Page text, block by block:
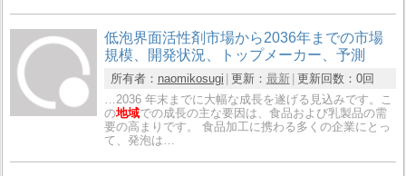
低泡界面活性剤市場から2036年までの市場
規模、開発状況、トップメーカー、予測
所有者： naomikosugi 更新： 最新 更新回数： 0回
…2036 年末までに大幅な成長を遂げる見込みです。こ
の地域での成長の主な要因は、食品および乳製品の需
要の高まりです。 食品加工に携わる多くの企業にとっ
て、発泡は…